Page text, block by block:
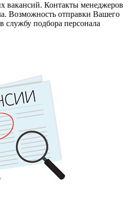
вакансий. Контакты менеджеров
Возможность отправки Вашего
службу подбора персонала